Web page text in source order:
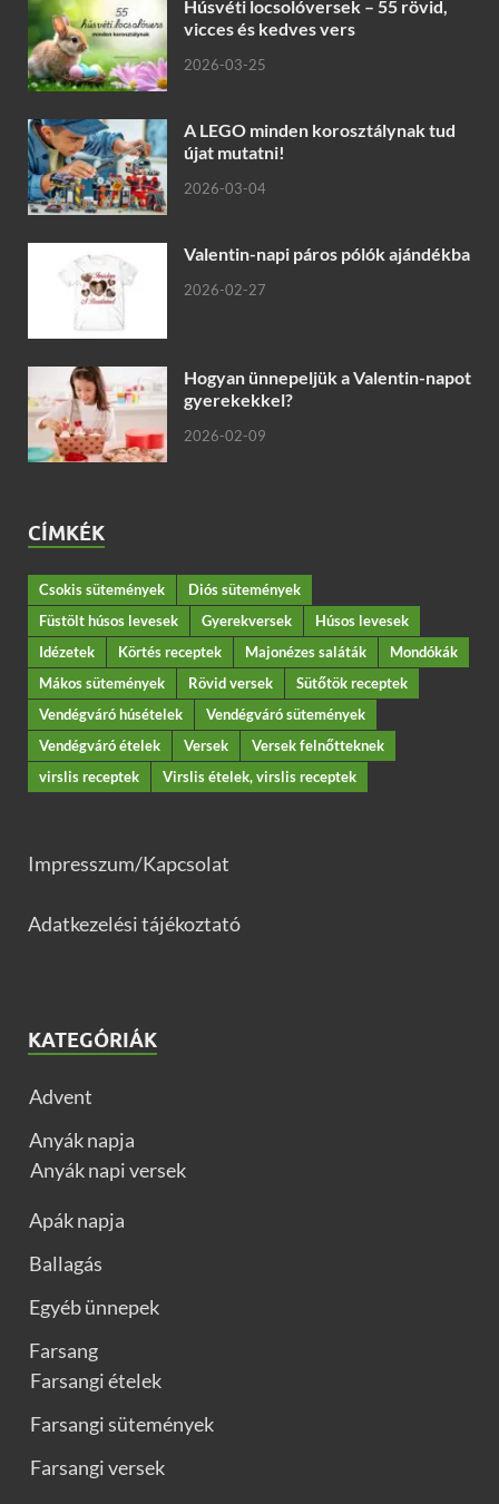
Húsvéti locsolóversek – 55 rövid,
vicces és kedves vers
2026-03-25
A LEGO minden korosztálynak tud
újat mutatni!
2026-03-04
Valentin-napi páros pólók ajándékba
2026-02-27
Hogyan ünnepeljük a Valentin-napot
gyerekekkel?
2026-02-09
CÍMKÉK
Csokis sütemények
Diós sütemények
Füstölt húsos levesek
Gyerekversek
Húsos levesek
Idézetek
Körtés receptek Majonézes saláták
Mondókák
Mákos sütemények
Rövid versek
Sütőtök receptek
Vendégváró húsételek
Vendégváró sütemények
Vendégváró ételek
Versek
Versek felnőtteknek
virslis receptek
Virslis ételek, virslis receptek
Impresszum/Kapcsolat
Adatkezelési tájékoztató
KATEGÓRIÁK
Advent
Anyák napja
Anyák napi versek
Apák napja
Ballagás
Egyéb ünnepek
Farsang
Farsangi ételek
Farsangi sütemények
Farsangi versek